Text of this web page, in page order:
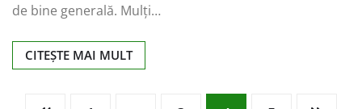
de bine generală. Mulți…
CITEȘTE MAI MULT